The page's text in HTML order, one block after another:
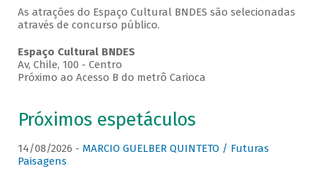
As atrações do Espaço Cultural BNDES são selecionadas
através de concurso público.
Espaço Cultural BNDES
Av, Chile, 100 - Centro
Próximo ao Acesso B do metrô Carioca
Próximos espetáculos
14/08/2026 - MARCIO GUELBER QUINTETO / Futuras
Paisagens